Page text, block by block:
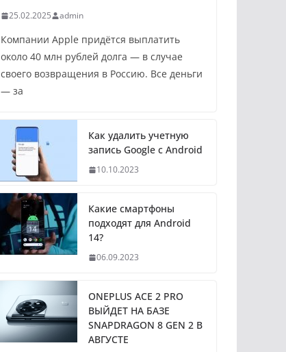
25.02.2025 admin
Компании Apple придётся выплатить
около 40 млн рублей долга — в случае
своего возвращения в Россию. Все деньги
— за
Как удалить учетную
запись Google с Android
10.10.2023
Какие смартфоны
подходят для Android
14?
06.09.2023
ONEPLUS ACE 2 PRO
ВЫЙДЕТ НА БАЗЕ
SNAPDRAGON 8 GEN 2 В
АВГУСТЕ